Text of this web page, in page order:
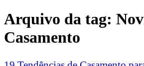
Arquivo da tag:
Casamento
19 Tendências de Casamento